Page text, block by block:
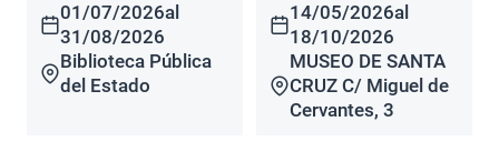
01/07/2026al
31/08/2026
Biblioteca Pública
del Estado
14/05/2026al
18/10/2026
MUSEO DE SANTA
CRUZ C/ Miguel de
Cervantes, 3